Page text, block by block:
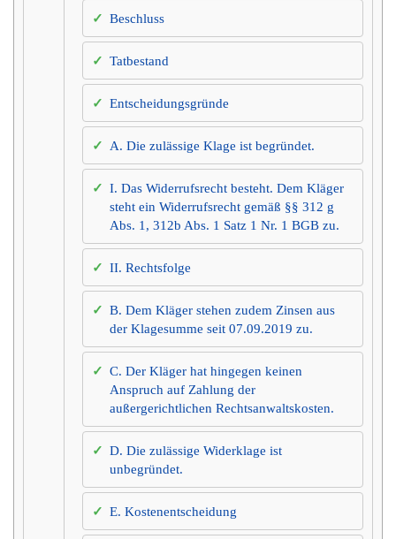
Beschluss
Tatbestand
Entscheidungsgründe
A. Die zulässige Klage ist begründet.
I. Das Widerrufsrecht besteht. Dem Kläger
steht ein Widerrufsrecht gemäß §§ 312 g
Abs. 1, 312b Abs. 1 Satz 1 Nr. 1 BGB zu.
II. Rechtsfolge
B. Dem Kläger stehen zudem Zinsen aus
der Klagesumme seit 07.09.2019 zu.
C. Der Kläger hat hingegen keinen
Anspruch auf Zahlung der
außergerichtlichen Rechtsanwaltskosten.
D. Die zulässige Widerklage ist
unbegründet.
E. Kostenentscheidung